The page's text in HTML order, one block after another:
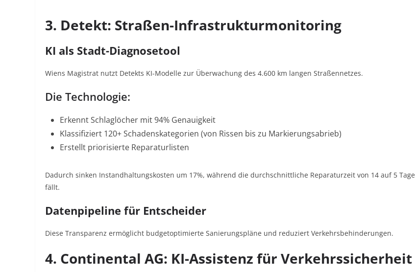
3. Detekt: Straßen-Infrastrukturmonitoring
KI als Stadt-Diagnosetool
Wiens Magistrat nutzt Detekts KI-Modelle zur Überwachung des 4.600 km langen Straßennetzes.
Die Technologie:
Erkennt Schlaglöcher mit 94% Genauigkeit
Klassifiziert 120+ Schadenskategorien (von Rissen bis zu Markierungsabrieb)
Erstellt priorisierte Reparaturlisten
Dadurch sinken Instandhaltungskosten um 17%, während die durchschnittliche Reparaturzeit von 14 auf 5 Tage
fällt.
Datenpipeline für Entscheider
Diese Transparenz ermöglicht budgetoptimierte Sanierungspläne und reduziert Verkehrsbehinderungen.
4. Continental AG: KI-Assistenz für Verkehrssicherheit